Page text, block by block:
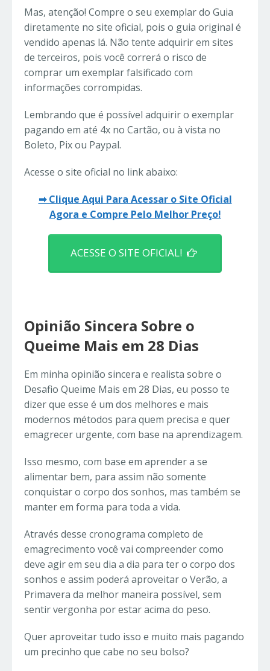
Mas, atenção! Compre o seu exemplar do Guia
diretamente no site oficial, pois o guia original é
vendido apenas lá. Não tente adquirir em sites
de terceiros, pois você correrá o risco de
comprar um exemplar falsificado com
informações corrompidas.
Lembrando que é possível adquirir o exemplar
pagando em até 4x no Cartão, ou à vista no
Boleto, Pix ou Paypal.
Acesse o site oficial no link abaixo:
➡ Clique Aqui Para Acessar o Site Oficial
Agora e Compre Pelo Melhor Preço!
ACESSE O SITE OFICIAL!
Opinião Sincera Sobre o
Queime Mais em 28 Dias
Em minha opinião sincera e realista sobre o
Desafio Queime Mais em 28 Dias, eu posso te
dizer que esse é um dos melhores e mais
modernos métodos para quem precisa e quer
emagrecer urgente, com base na aprendizagem.
Isso mesmo, com base em aprender a se
alimentar bem, para assim não somente
conquistar o corpo dos sonhos, mas também se
manter em forma para toda a vida.
Através desse cronograma completo de
emagrecimento você vai compreender como
deve agir em seu dia a dia para ter o corpo dos
sonhos e assim poderá aproveitar o Verão, a
Primavera da melhor maneira possível, sem
sentir vergonha por estar acima do peso.
Quer aproveitar tudo isso e muito mais pagando
um precinho que cabe no seu bolso?